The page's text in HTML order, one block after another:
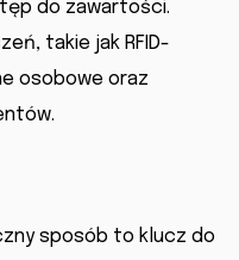
do zawartości.
takie jak RFID-
osobowe oraz
sposób to klucz do